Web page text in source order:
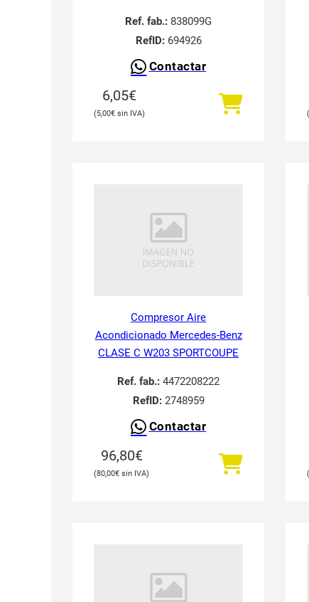
Ref. fab.: 838099G
RefID:694926
Contactar
6,05€
5,00€
Compresor Aire
Acondicionado Mercedes-Benz
CLASE C W203 SPORTCOUPE
Ref. fab.: 4472208222
RefID:2748959
Contactar
96,80€
80,00€